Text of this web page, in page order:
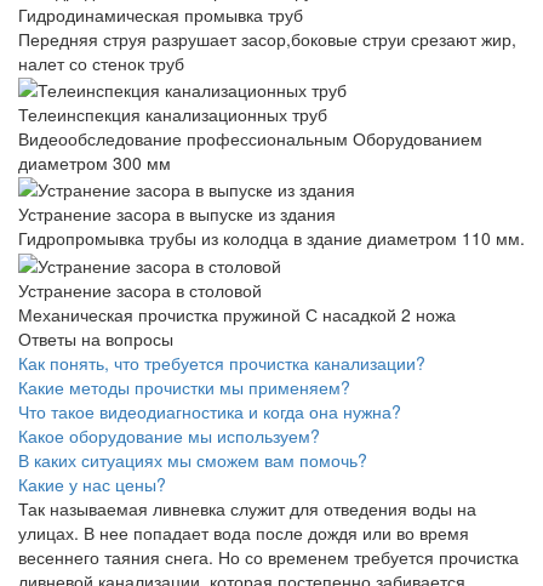
Гидродинамическая промывка труб
Передняя струя разрушает засор,боковые струи срезают жир,
налет со стенок труб
Телеинспекция канализационных труб
Видеообследование профессиональным Оборудованием
диаметром 300 мм
Устранение засора в выпуске из здания
Гидропромывка трубы из колодца в здание диаметром 110 мм.
Устранение засора в столовой
Механическая прочистка пружиной С насадкой 2 ножа
Ответы на вопросы
Как понять, что требуется прочистка канализации?
Какие методы прочистки мы применяем?
Что такое видеодиагностика и когда она нужна?
Какое оборудование мы используем?
В каких ситуациях мы сможем вам помочь?
Какие у нас цены?
Так называемая ливневка служит для отведения воды на
улицах. В нее попадает вода после дождя или во время
весеннего таяния снега. Но со временем требуется прочистка
ливневой канализации , которая постепенно забивается